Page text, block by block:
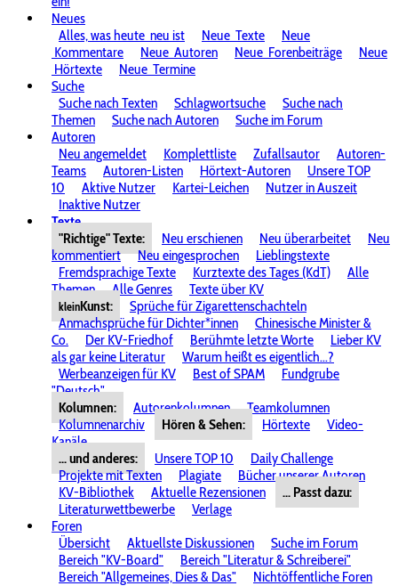
Neues
Alles, was heute neu ist Neue Texte
Neue
Kommentare
Neue Autoren Neue Forenbeiträge
Neue
Hörtexte
Neue Termine
Suche
Suche nach Texten
Schlagwortsuche
Suche nach
Themen
Suche nach Autoren
Suche im Forum
Autoren
Neu angemeldet
Komplettliste Zufallsautor
Autoren-
Teams
Autoren-Listen Hörtext-Autoren
Unsere TOP
10
Aktive Nutzer Kartei-Leichen
Nutzer in Auszeit
Inaktive Nutzer
Texte
"Richtige" Texte:
Neu erschienen Neu überarbeitet
Neu
kommentiert
Neu eingesprochen
Lieblingstexte
Fremdsprachige Texte
Kurztexte des Tages (KdT)
Alle
Themen
Alle Genres Texte über KV
kleinKunst:
Sprüche für Zigarettenschachteln
Anmachsprüche für Dichter*innen
Chinesische Minister &
Co.
Der KV-Friedhof Berühmte letzte Worte
Lieber KV
als gar keine Literatur
Warum heißt es eigentlich...?
Werbeanzeigen für KV
Best of SPAM
Fundgrube
"Deutsch"
Kolumnen:
Autorenkolumnen
Teamkolumnen
Kolumnenarchiv
Hören & Sehen: Hörtexte
Video-
Kanäle
... und anderes:
Unsere TOP 10
Daily Challenge
Projekte mit Texten
Plagiate
Bücher unserer Autoren
KV-Bibliothek
Aktuelle Rezensionen
... Passt dazu:
Literaturwettbewerbe
Verlage
Foren
Übersicht
Aktuellste Diskussionen
Suche im Forum
Bereich "KV-Board"
Bereich "Literatur & Schreiberei"
Bereich "Allgemeines, Dies & Das"
Nichtöffentliche Foren